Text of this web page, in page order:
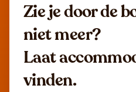
Zie je door de
niet meer?
Laat
vinden.